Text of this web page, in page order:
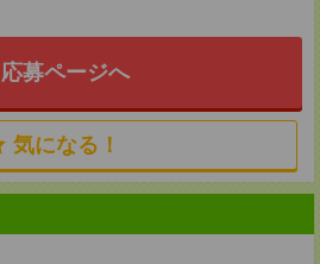
応募ページへ
気になる！